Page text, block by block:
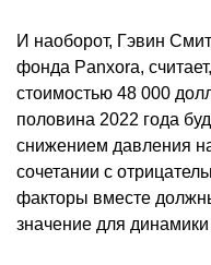
И наоборот, Гэвин
фонда Panxora,
стоимостью 48 000
половина 2022 года
снижением давления
сочетании с
факторы вместе
значение для